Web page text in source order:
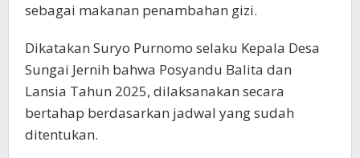
sebagai makanan penambahan gizi.
Dikatakan Suryo Purnomo selaku Kepala Desa
Sungai Jernih bahwa Posyandu Balita dan
Lansia Tahun 2025, dilaksanakan secara
bertahap berdasarkan jadwal yang sudah
ditentukan.